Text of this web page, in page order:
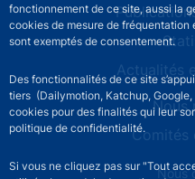
fonctionnement de ce site, aussi la
cookies de mesure de
sont exemptés de consentement.
Des fonctionnalités de ce site
tiers (Dailymotion, Katchup,
cookies pour des finalités qui leur
politique de confidentialité.
Si vous ne cliquez pas sur "Tout
Actualités
Nous
Comités
Footer secondary menu
Nous